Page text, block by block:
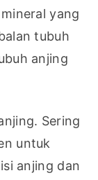
yang
tubuh
anjing
Sering
untuk
anjing dan